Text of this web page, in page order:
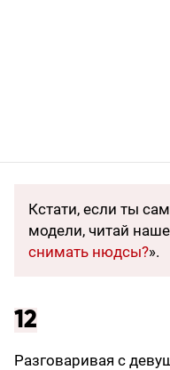
Кстати, если ты
модели, читай
снимать нюдсы?».
12
Разговаривая с